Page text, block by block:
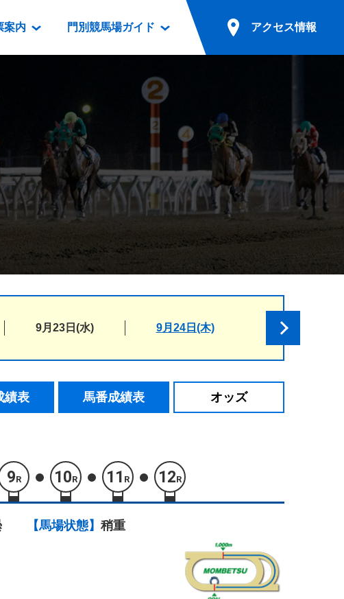
組・級別表ダウンロード
開催カレンダー
重賞競走体系図
スタリオンシリーズ競走
道内の発売情報(PDF)
スト
ト
案内
電話・インターネット投票
場外発売所
実況・テレホンサービス
発売・払戻
門別競馬場ガイド
情報
ルメ
こジンギスカン
食堂
ニフードカフェ
アクセス情報
無料送迎バスでのご来場
公共の交通機関でのご来場
9月23日(水) 9月24日(木)
績表 馬番成績表 オッズ
9R 10R 11 R 12R
【馬場状態】 稍重